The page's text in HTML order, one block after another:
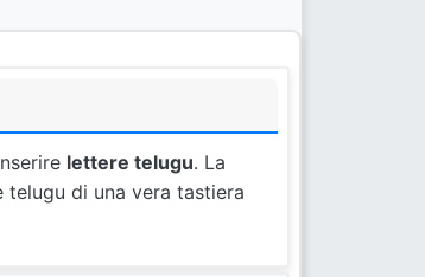
lettere telugu. La
di una vera tastiera